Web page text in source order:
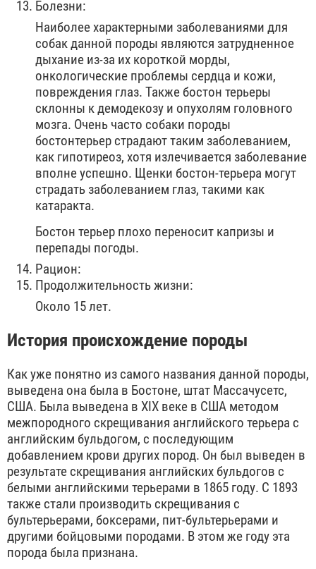
Болезни:
Наиболее характерными заболеваниями для
собак данной породы являются затрудненное
дыхание из-за их короткой морды,
онкологические проблемы сердца и кожи,
повреждения глаз. Также бостон терьеры
склонны к демодекозу и опухолям головного
мозга. Очень часто собаки породы
бостонтерьер страдают таким заболеванием,
как гипотиреоз, хотя излечивается заболевание
вполне успешно. Щенки бостон-терьера могут
страдать заболеванием глаз, такими как
катаракта.
Бостон терьер плохо переносит капризы и
перепады погоды.
Рацион:
Продолжительность жизни:
Около 15 лет.
История происхождение породы
Как уже понятно из самого названия данной породы,
выведена она была в Бостоне, штат Массачусетс,
США. Была выведена в XIX веке в США методом
межпородного скрещивания английского терьера с
английским бульдогом, с последующим
добавлением крови других пород. Он был выведен в
результате скрещивания английских бульдогов с
белыми английскими терьерами в 1865 году. С 1893
также стали производить скрещивания с
бультерьерами, боксерами, пит-бультерьерами и
другими бойцовыми породами. В этом же году эта
порода была признана.